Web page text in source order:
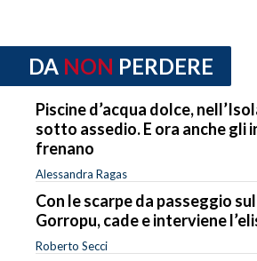
DA NON PERDERE
Piscine d’acqua dolce,
sotto assedio. E ora anche gli
frenano
Alessandra Ragas
Con le scarpe da passeggio
Gorropu, cade e interviene
Roberto Secci